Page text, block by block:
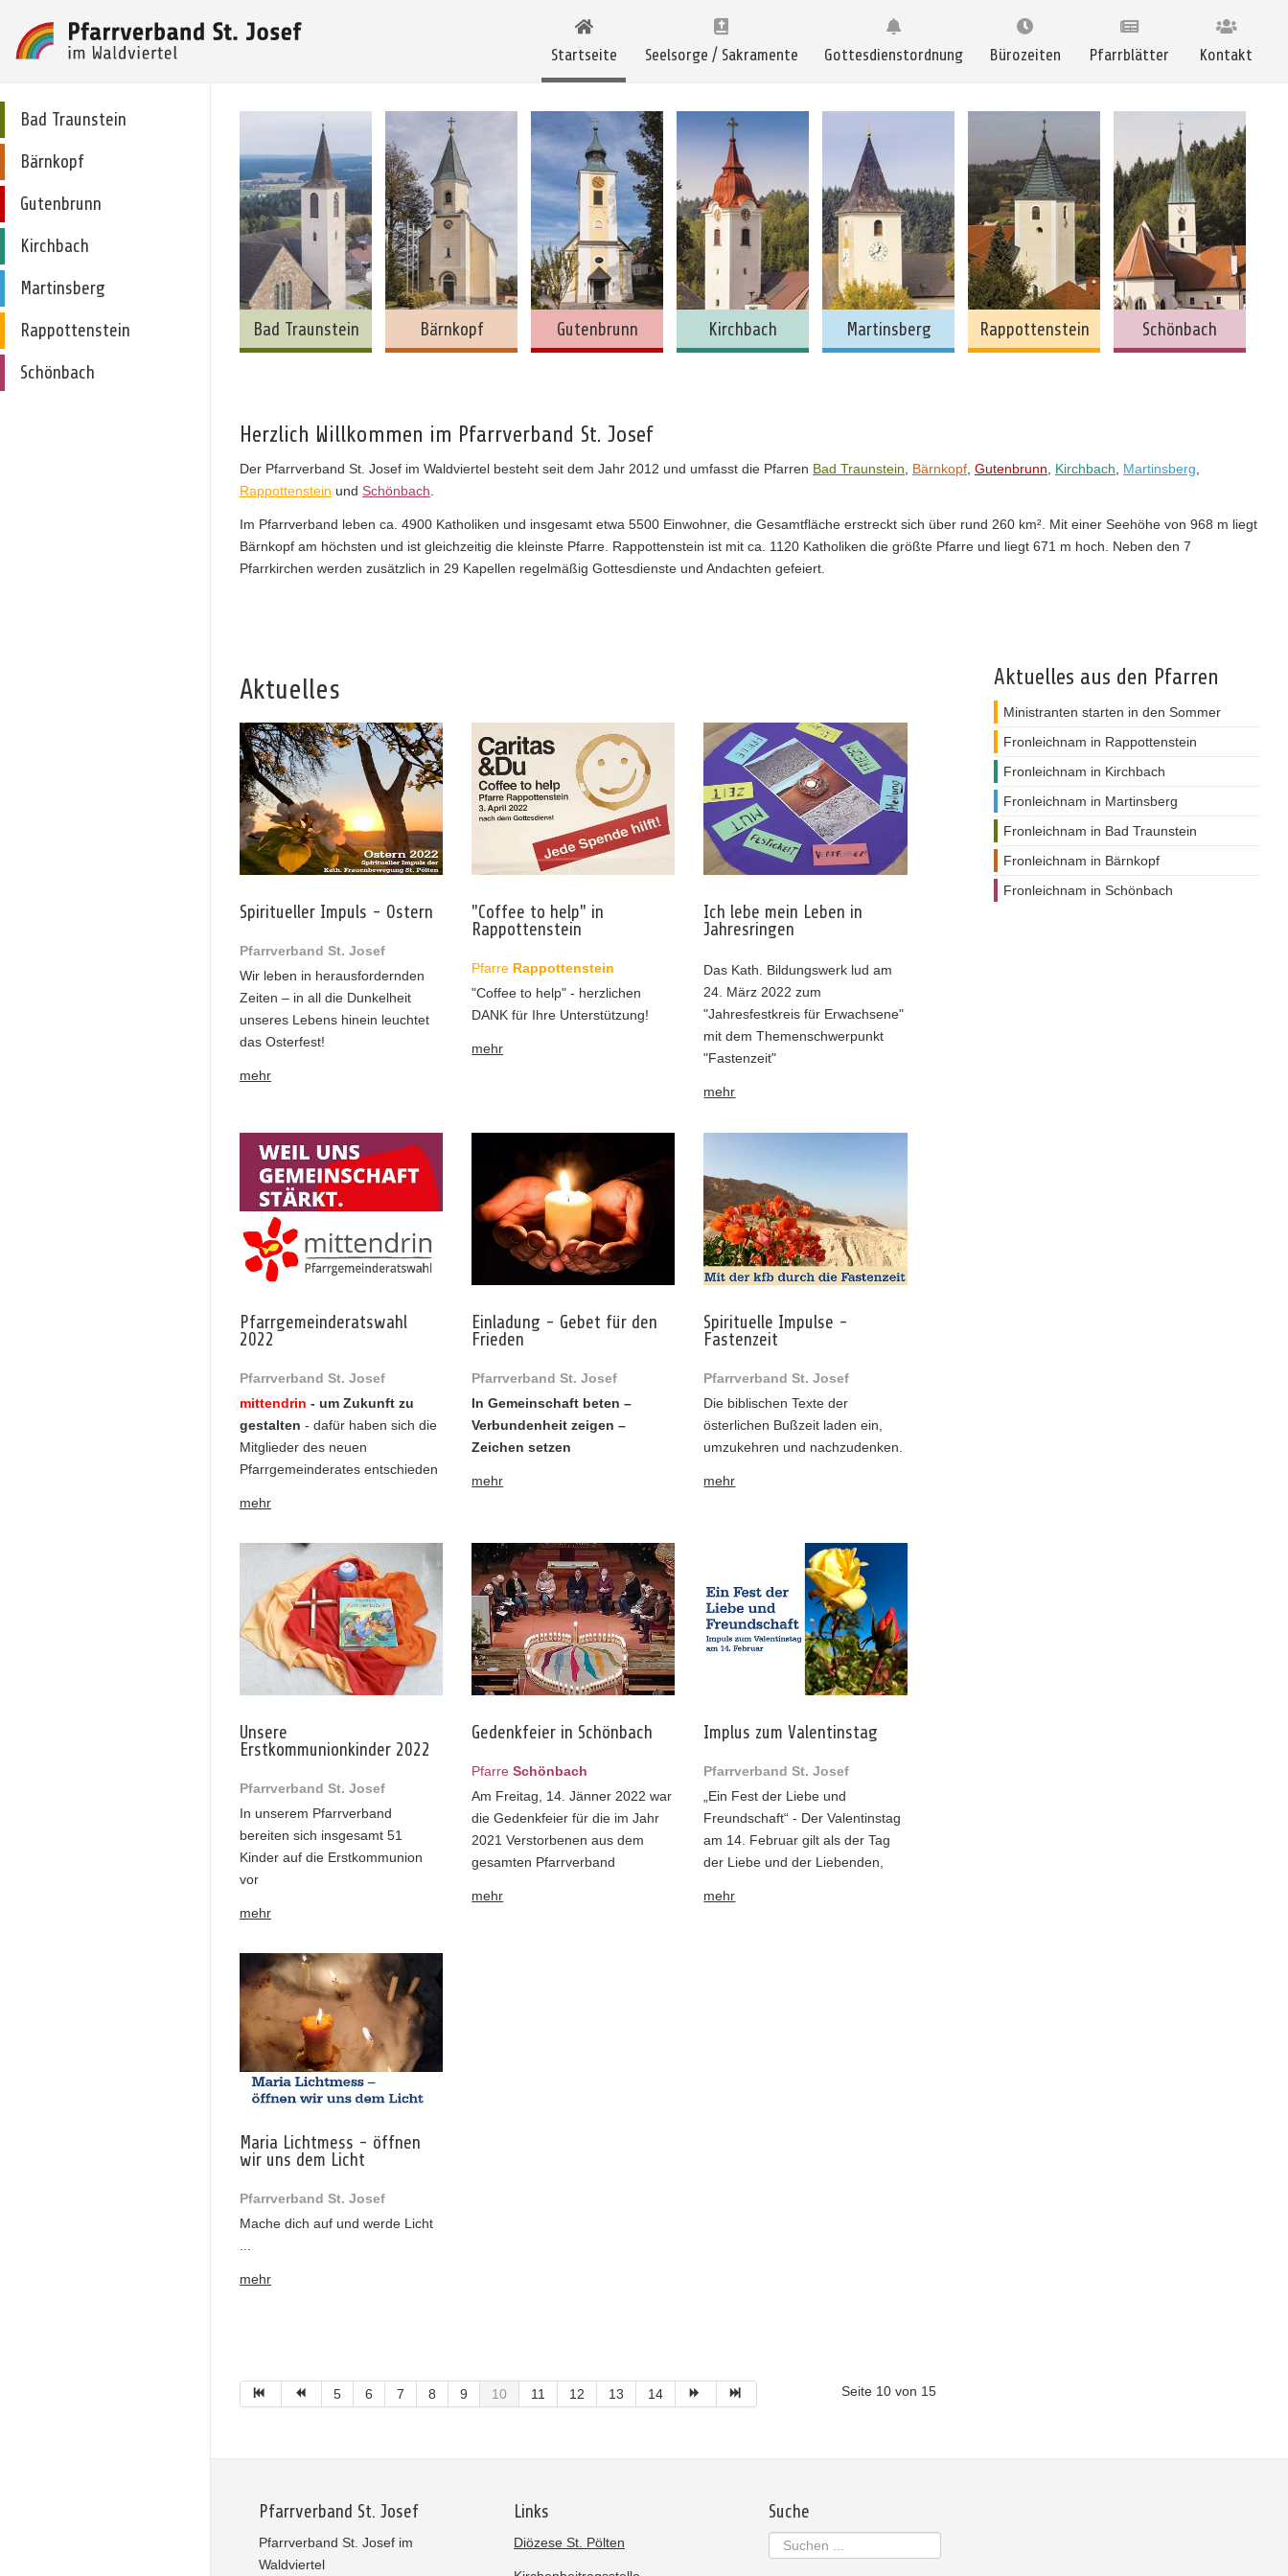
Startseite Seelsorge / Sakramente Gottesdienstordnung Bürozeiten Pfarrblätter Kontakt
Bad Traunstein
Bärnkopf
Gutenbrunn
Kirchbach
Martinsberg
Rappottenstein
Schönbach
Bad Traunstein Bärnkopf Gutenbrunn Kirchbach Martinsberg Rappottenstein Schönbach
Herzlich Willkommen im Pfarrverband St. Josef
Der Pfarrverband St. Josef im Waldviertel besteht seit dem Jahr 2012 und umfasst die Pfarren Bad Traunstein, Bärnkopf, Gutenbrunn, Kirchbach, Martinsberg,
Rappottenstein und Schönbach.
Im Pfarrverband leben ca. 4900 Katholiken und insgesamt etwa 5500 Einwohner, die Gesamtfläche erstreckt sich über rund 260 km². Mit einer Seehöhe von 968 m liegt
Bärnkopf am höchsten und ist gleichzeitig die kleinste Pfarre. Rappottenstein ist mit ca. 1120 Katholiken die größte Pfarre und liegt 671 m hoch. Neben den 7
Pfarrkirchen werden zusätzlich in 29 Kapellen regelmäßig Gottesdienste und Andachten gefeiert.
Aktuelles
Spiritueller Impuls - Ostern
Pfarrverband St. Josef
Wir leben in herausfordernden
Zeiten – in all die Dunkelheit
unseres Lebens hinein leuchtet
das Osterfest!
mehr
"Coffee to help" in
Rappottenstein
Pfarre Rappottenstein
"Coffee to help" - herzlichen
DANK für Ihre Unterstützung!
mehr
Ich lebe mein Leben in
Jahresringen
Das Kath. Bildungswerk lud am
24. März 2022 zum
"Jahresfestkreis für Erwachsene"
mit dem Themenschwerpunkt
"Fastenzeit"
mehr
Pfarrgemeinderatswahl
2022
Pfarrverband St. Josef
mittendrin - um Zukunft zu
gestalten - dafür haben sich die
Mitglieder des neuen
Pfarrgemeinderates entschieden
mehr
Einladung - Gebet für den
Frieden
Pfarrverband St. Josef
In Gemeinschaft beten –
Verbundenheit zeigen –
Zeichen setzen
mehr
Spirituelle Impulse -
Fastenzeit
Pfarrverband St. Josef
Die biblischen Texte der
österlichen Bußzeit laden ein,
umzukehren und nachzudenken.
mehr
Unsere
Erstkommunionkinder 2022
Pfarrverband St. Josef
In unserem Pfarrverband
bereiten sich insgesamt 51
Kinder auf die Erstkommunion
vor
mehr
Gedenkfeier in Schönbach
PfarreSchönbach
Am Freitag, 14. Jänner 2022 war
die Gedenkfeier für die im Jahr
2021 Verstorbenen aus dem
gesamten Pfarrverband
mehr
Implus zum Valentinstag
Pfarrverband St. Josef
„Ein Fest der Liebe und
Freundschaft“ - Der Valentinstag
am 14. Februar gilt als der Tag
der Liebe und der Liebenden,
mehr
Maria Lichtmess - öffnen
wir uns dem Licht
Pfarrverband St. Josef
Mache dich auf und werde Licht
...
mehr
Seite 10 von 15
5 6 7 8 9 10 11 12 13 14
Aktuelles aus den Pfarren
Ministranten starten in den Sommer
Fronleichnam in Rappottenstein
Fronleichnam in Kirchbach
Fronleichnam in Martinsberg
Fronleichnam in Bad Traunstein
Fronleichnam in Bärnkopf
Fronleichnam in Schönbach
Pfarrverband St. Josef
Pfarrverband St. Josef im
Waldviertel
Links
Diözese St. Pölten
Suche
Suchen
...